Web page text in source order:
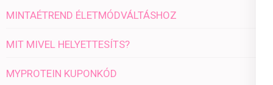
MINTAÉTREND ÉLETMÓDVÁLTÁSHOZ
MIT MIVEL HELYETTESÍTS?
MYPROTEIN KUPONKÓD